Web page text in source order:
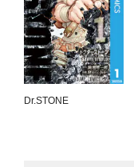
Dr.STONE